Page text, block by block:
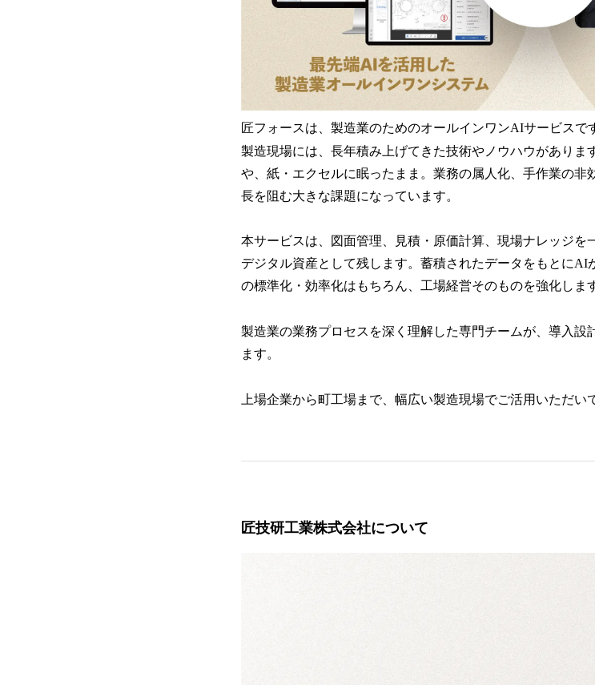
匠フォースは、製造業のためのオールインワンAIサービスで
製造現場には、長年積み上げてきた技術やノウハウがありま
や、紙・エクセルに眠ったまま。業務の属人化、手作業の非
長を阻む大きな課題になっています。
本サービスは、図面管理、見積・原価計算、現場ナレッジを
デジタル資産として残します。蓄積されたデータをもとに
の標準化・効率化はもちろん、工場経営そのものを強化しま
製造業の業務プロセスを深く理解した専門チームが、導入設
ます。
上場企業から町工場まで、幅広い製造現場でご活用いただい
匠技研工業株式会社について